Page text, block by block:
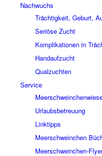
Nachwuchs
Trächtigkeit, Geburt,
Seriöse Zucht
Komplikationen in
Handaufzucht
Qualzuchten
Service
Urlaubsbetreuung
Linktipps
Meerschweinchen
Meerschweinchen-